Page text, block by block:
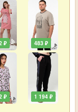
₽
₽
483 ₽
1 194 ₽